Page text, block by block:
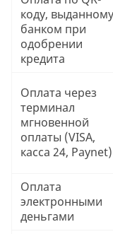
коду, выданному
банком при
одобрении
кредита
Оплата через
терминал
мгновенной
оплаты (VISA,
касса 24, Paynet)
Оплата
электронными
деньгами